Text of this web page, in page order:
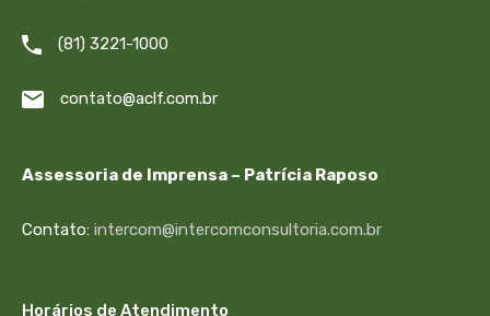
(81) 3221-1000
contato@aclf.com.br
Assessoria de Imprensa – Patrícia Raposo
Contato: intercom@intercomconsultoria.com.br
Horários de Atendimento